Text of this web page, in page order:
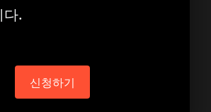
.
신청하기